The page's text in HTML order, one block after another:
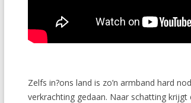
Zelfs in?ons land is zo’n armband hard
verkrachting gedaan. Naar schatting